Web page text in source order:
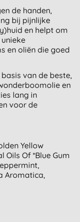
de handen,
bij pijnlijke
en helpt om
en oliën die goed
van de beste,
en
lang in
voor de
Yellow
Oils Of *blue Gum
Aromatica,